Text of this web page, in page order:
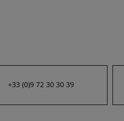
+33 (0)9 72 30 30 39